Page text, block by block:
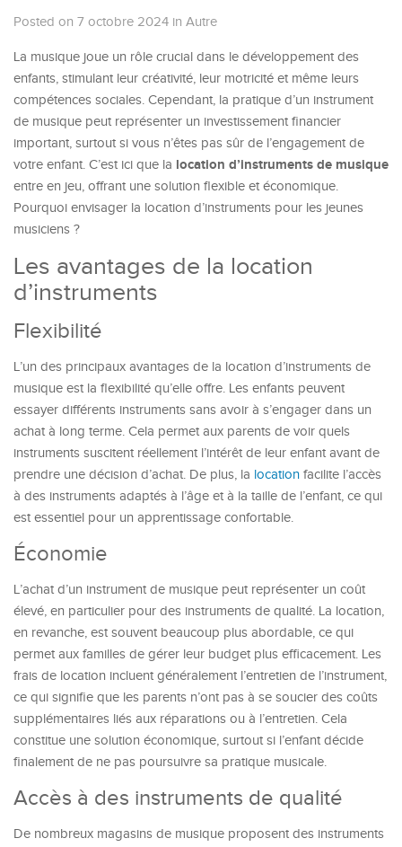
Posted on 7 octobre 2024 in Autre
La musique joue un rôle crucial dans le développement des
enfants, stimulant leur créativité, leur motricité et même leurs
compétences sociales. Cependant, la pratique d’un instrument
de musique peut représenter un investissement financier
important, surtout si vous n’êtes pas sûr de l’engagement de
votre enfant. C’est ici que la location d’instruments de musique
entre en jeu, offrant une solution flexible et économique.
Pourquoi envisager la location d’instruments pour les jeunes
musiciens ?
Les avantages de la location
d’instruments
Flexibilité
L’un des principaux avantages de la location d’instruments de
musique est la flexibilité qu’elle offre. Les enfants peuvent
essayer différents instruments sans avoir à s’engager dans un
achat à long terme. Cela permet aux parents de voir quels
instruments suscitent réellement l’intérêt de leur enfant avant de
prendre une décision d’achat. De plus, la location facilite l’accès
à des instruments adaptés à l’âge et à la taille de l’enfant, ce qui
est essentiel pour un apprentissage confortable.
Économie
L’achat d’un instrument de musique peut représenter un coût
élevé, en particulier pour des instruments de qualité. La location,
en revanche, est souvent beaucoup plus abordable, ce qui
permet aux familles de gérer leur budget plus efficacement. Les
frais de location incluent généralement l’entretien de l’instrument,
ce qui signifie que les parents n’ont pas à se soucier des coûts
supplémentaires liés aux réparations ou à l’entretien. Cela
constitue une solution économique, surtout si l’enfant décide
finalement de ne pas poursuivre sa pratique musicale.
Accès à des instruments de qualité
De nombreux magasins de musique proposent des instruments